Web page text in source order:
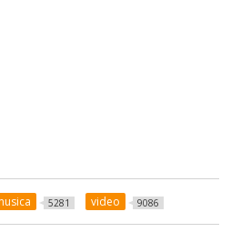
5281 video 9086